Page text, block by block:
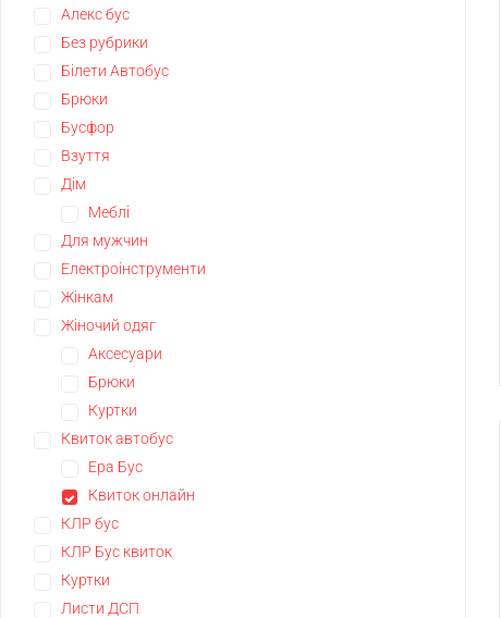
Алекс бус
Без рубрики
Білети Автобус
Брюки
Бусфор
Взуття
Дім
Меблі
Для мужчин
Електроінструменти
Жінкам
Жіночий одяг
Аксесуари
Брюки
Куртки
Квиток автобус
Ера Бус
Квиток онлайн
КЛР бус
КЛР Бус квиток
Куртки
Листи ДСП